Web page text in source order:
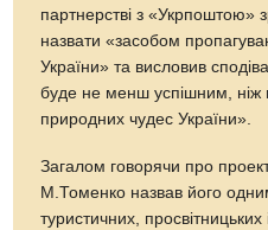
партнерстві з
назвати «засобом
України» та висловив
буде не менш успішним, ніж
природних чудес України».
Загалом говорячи про
М.Томенко назвав його
туристичних,